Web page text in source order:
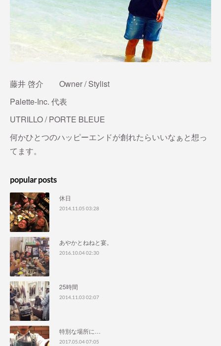
13
藤井 啓介 Owner / Stylist
Palette-Inc. 代表
UTRILLO / PORTE BLEUE
何かひとつのハッピーエンドが創れたらいいなぁと想っ
てます。
popular posts
休日
2014.11.05 03:28
あやかとねねと宴。
2016.10.04 02:30
25時間
2014.11.03 02:07
特別な場所に…
2017.05.04 07:05